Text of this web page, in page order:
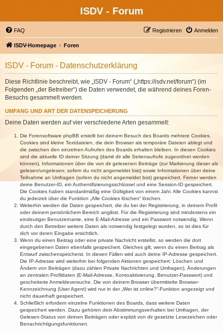
ISDV - Forum
FAQ Anmelden
Registrieren
ISDV-Homepage Foren
ISDV - Forum - Datenschutzerklärung
Diese Richtlinie beschreibt, wie „ISDV - Forum“ („https://isdv.net/forum“) (im
Folgenden „der Betreiber“) die Daten verwendet, die während deines Foren-
Besuchs gesammelt werden.
UMFANG UND ART DER DATENSPEICHERUNG
Deine Daten werden auf vier verschiedene Arten gesammelt:
Die Forensoftware phpBB erstellt bei deinem Besuch des Boards mehrere Cookies.
Cookies sind kleine Textdateien, die dein Browser als temporäre Dateien ablegt und
die zwischen den einzelnen Aufrufen des Boards erhalten bleiben. In diesen Cookies
sind die aktuelle ID deiner Sitzung (damit dir alle Seitenaufrufe zugeordnet werden
können), Informationen über die von dir gelesenen Beiträge (zur Markierung dieser als
gelesen/ungelesen; sofern du nicht angemeldet bist) sowie Informationen über deine
Teilnahme an Umfragen (sofern du nicht angemeldet bist) gespeichert. Ferner werden
deine Benutzer-ID, ein Authentifizierungsschlüssel und eine Session-ID gespeichert.
Die Cookies haben standardmäßig eine Gültigkeit von einem Jahr. Alle Cookies kannst
du jederzeit über die Funktion „Alle Cookies löschen“ löschen.
Weiterhin werden die Daten gespeichert, die du bei der Registrierung, in deinem Profil
oder deinem persönlichem Bereich angibst. Für die Registrierung sind mindestens ein
eindeutiger Benutzername, eine E-Mail-Adresse und ein Passwort notwendig. Wenn
durch den Betreiber weitere Daten als notwendig festgelegt wurden, so ist dies für
dich vor deren Eingabe ersichtlich.
Wenn du einen Beitrag oder eine private Nachricht erstellst, so werden die dort
eingegebenen Daten ebenfalls gespeichert. Gleiches gilt, wenn du einen Beitrag als
Entwurf zwischenspeicherst. In diesen Fällen wird auch deine IP-Adresse gespeichert.
Die IP-Adresse wird weiterhin bei folgenden Aktionen gespeichert: Löschen und
Ändern von Beiträgen (dazu zählen Private Nachrichten und Umfragen), Änderungen
an zentralen Profildaten (E-Mail-Adresse, Kontoaktivierung, Benutzer-Passwort) und
gescheiterte Anmeldeversuche. Die von deinem Browser übermittelte Browser-
Kennzeichnung (User Agent) wird nur in der „Wer ist online?“-Funktion angezeigt und
nicht dauerhaft gespeichert.
Schließlich erfordern einzelne Funktionen des Boards, dass weitere Daten
gespeichert werden. Dazu gehören dein Abstimmungsverhalten bei Umfragen, der
Gelesen-Status von deinen Beiträgen oder explizit von dir gesetzte Lesezeichen oder
Benachrichtigungsfunktionen.